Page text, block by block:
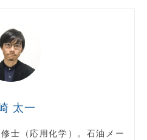
太一
士（応用化学）。石油メー